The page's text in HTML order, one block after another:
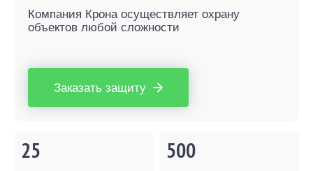
Компания Крона осуществляет охрану
объектов любой сложности
Заказать защиту
25 500